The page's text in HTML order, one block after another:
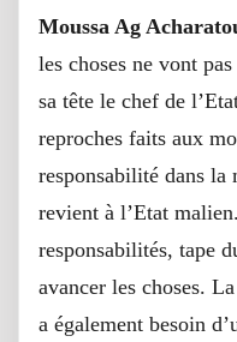
Moussa Ag
les choses ne vont
sa tête le chef de
reproches faits aux
responsabilité dans
revient à l’Etat
responsabilités, tape
avancer les choses.
a également besoin